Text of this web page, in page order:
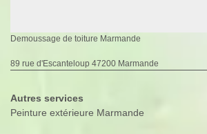
Demoussage de toiture Marmande
89 rue d'Escanteloup 47200 Marmande
Autres services
Peinture extérieure Marmande